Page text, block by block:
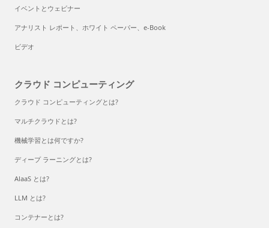
イベントとウェビナー
アナリスト レポート、ホワイト ペーパー、e-Book
ビデオ
クラウド コンピューティング
クラウド コンピューティングとは?
マルチクラウドとは?
機械学習とは何ですか?
ディープ ラーニングとは?
AlaaS とは?
LLM とは?
コンテナーとは?